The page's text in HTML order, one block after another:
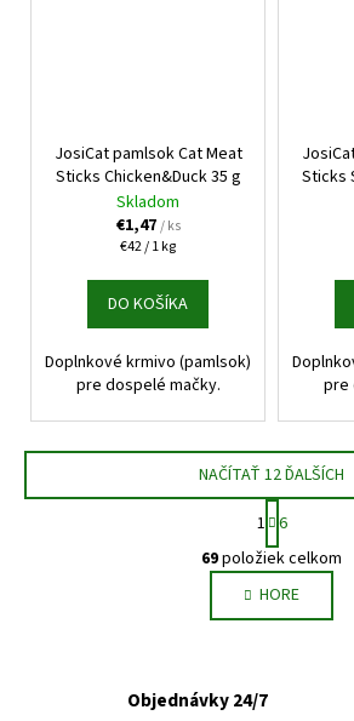
JosiCat pamlsok Cat Meat
Sticks Chicken&Duck 35 g
Skladom
€1,47/ ks
Jednotková
€42 / 1 kg
DO KOŠÍKA
Doplnkové krmivo (pamlsok)
pre dospelé mačky.
Sticks
pre
O
v
l
á
NAČÍTAŤ 12 ĎALŠÍCH
S
t
r
á
n
k
1 6
69položiek celkom
HORE
Objednávky 24/7